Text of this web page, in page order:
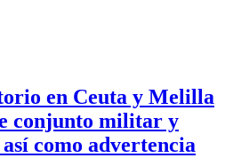
en Ceuta y Melilla
conjunto militar y
como advertencia